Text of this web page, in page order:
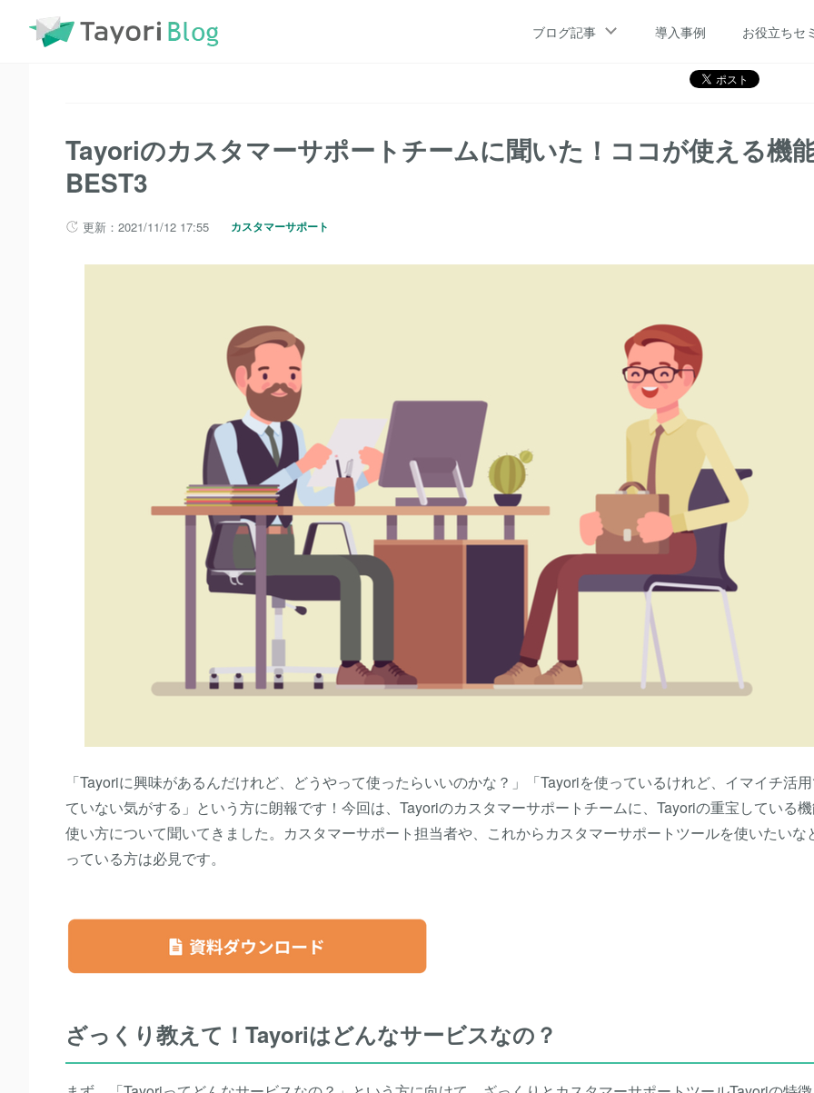
ブログ記事 導入事例 お役立ちセ
TayoriBlog 記事一覧 Tayoriのカスタマーサポートチームに聞いた！ココが使える機能BEST3
Tayoriのカスタマーサポートチームに聞いた！ココが使える機
BEST3
更新：2021/11/12 17:55 カスタマーサポート
「Tayoriに興味があるんだけれど、どうやって使ったらいいのかな？」「Tayoriを使っているけれど、イマイチ活
ていない気がする」という方に朗報です！今回は、Tayoriのカスタマーサポートチームに、Tayoriの重宝している
使い方について聞いてきました。カスタマーサポート担当者や、これからカスタマーサポートツールを使いたいな
っている方は必見です。
ざっくり教えて！Tayoriはどんなサービスなの？